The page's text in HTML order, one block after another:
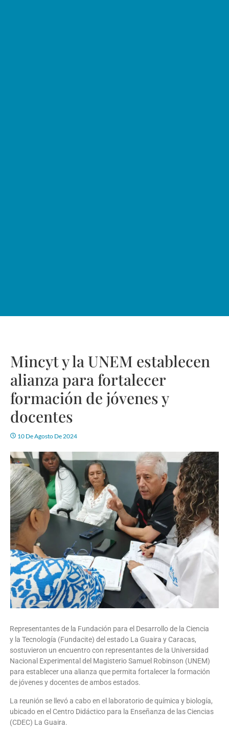
Mincyt y la UNEM establecen
alianza para fortalecer
formación de jóvenes y
docentes
10 De Agosto De 2024
Representantes de la Fundación para el Desarrollo de la Ciencia
y la Tecnología (Fundacite) del estado La Guaira y Caracas,
sostuvieron un encuentro con representantes de la Universidad
Nacional Experimental del Magisterio Samuel Robinson (UNEM)
para establecer una alianza que permita fortalecer la formación
de jóvenes y docentes de ambos estados.
La reunión se llevó a cabo en el laboratorio de química y biología,
ubicado en el Centro Didáctico para la Enseñanza de las Ciencias
(CDEC) La Guaira.